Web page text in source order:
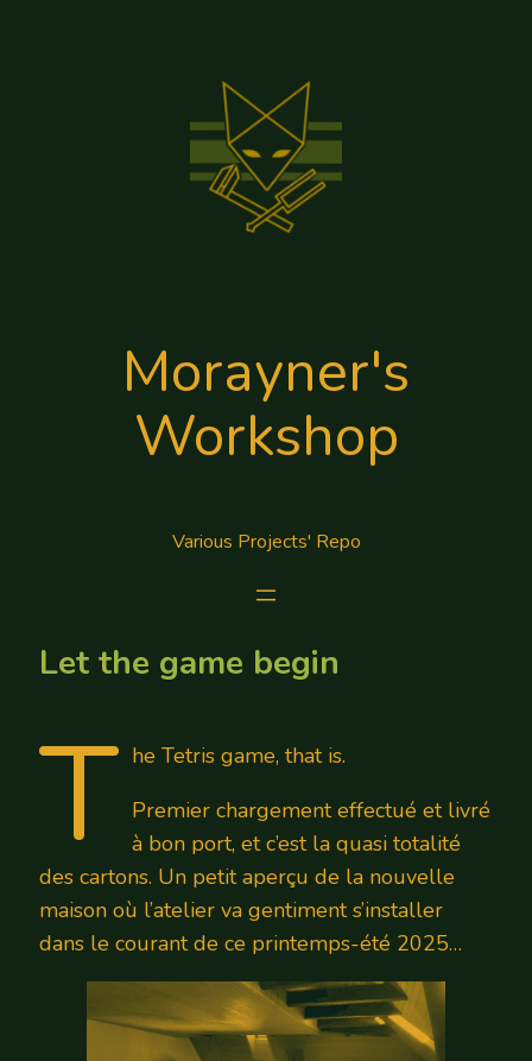
Morayner's
Workshop
Various Projects' Repo
Let the game begin
T he Tetris game, that is.
Premier chargement effectué et livré
à bon port, et c’est la quasi totalité
des cartons. Un petit aperçu de la nouvelle
maison où l’atelier va gentiment s’installer
dans le courant de ce printemps-été 2025…